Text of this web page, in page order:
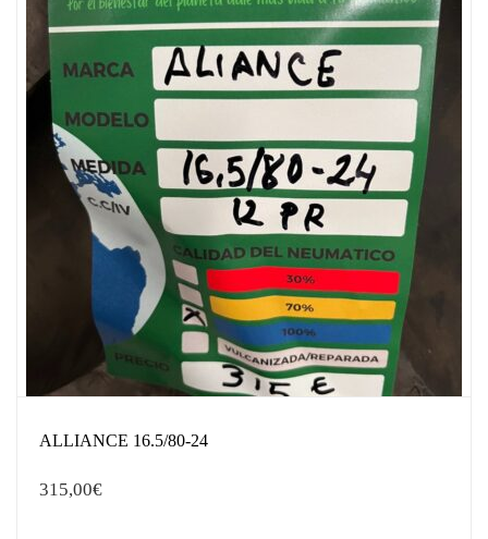
ALLIANCE 16.5/80-24
315,00€